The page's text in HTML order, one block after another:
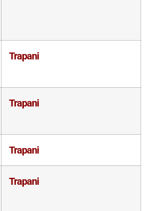
Trapani
Trapani
Trapani
Trapani